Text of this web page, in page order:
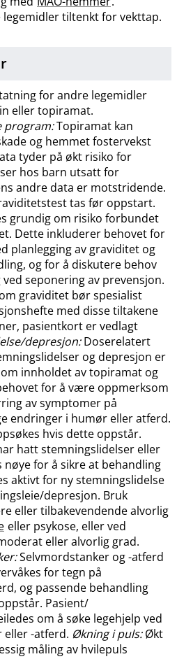
tiltenkt for vekttap.
for andre legemidler
eller topiramat.
program:Topiramat kan
og hemmet fostervekst
tyder på økt risiko for
hos barn utsatt for
andre data er motstridende.
tas før oppstart.
grundig om risiko forbundet
Dette inkluderer behovet for
planlegging av graviditet og
og for å diskutere behov
seponering av prevensjon.
graviditet bør spesialist
med disse tiltakene
pasientkort er vedlagt
​depresjon:Doserelatert
og depresjon er
innholdet av topiramat og
for å være oppmerksom
av symptomer på
endringer i humør eller atferd.
hvis dette oppstår.
hatt stemningslidelser eller
for å sikre at behandling
aktivt for ny stemningslidelse
​depresjon. Bruk
eller tilbakevendende alvorlig
eller psykose, eller ved
eller alvorlig grad.
Selvmordstanker og -atferd
for tegn på
og passende behandling
Pasient​/​
om å søke legehjelp ved
eller -atferd. Økning i puls:Økt
måling av hvilepuls